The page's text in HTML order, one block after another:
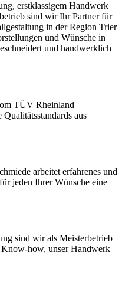
erstklassigem Handwerk
sind wir Ihr Partner für
in der Region Trier
und Wünsche in
und handwerklich
TÜV Rheinland
Qualitätsstandards aus
arbeitet erfahrenes und
jeden Ihrer Wünsche eine
sind wir als Meisterbetrieb
how, unser Handwerk